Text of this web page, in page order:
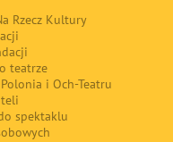
Rzecz Kultury
teatrze
i Och-Teatru
spektaklu